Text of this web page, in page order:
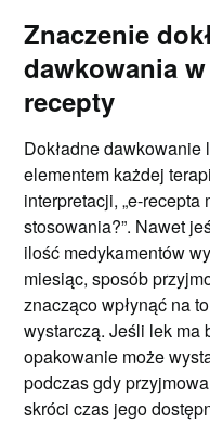
Znaczenie
dawkowania
recepty
Dokładne
elementem każdej
interpretacji, „e-
stosowania?”. Nawet
ilość medykamentów
miesiąc, sposób
znacząco wpłynąć na
wystarczą. Jeśli lek ma
opakowanie może
podczas gdy
skróci czas jego